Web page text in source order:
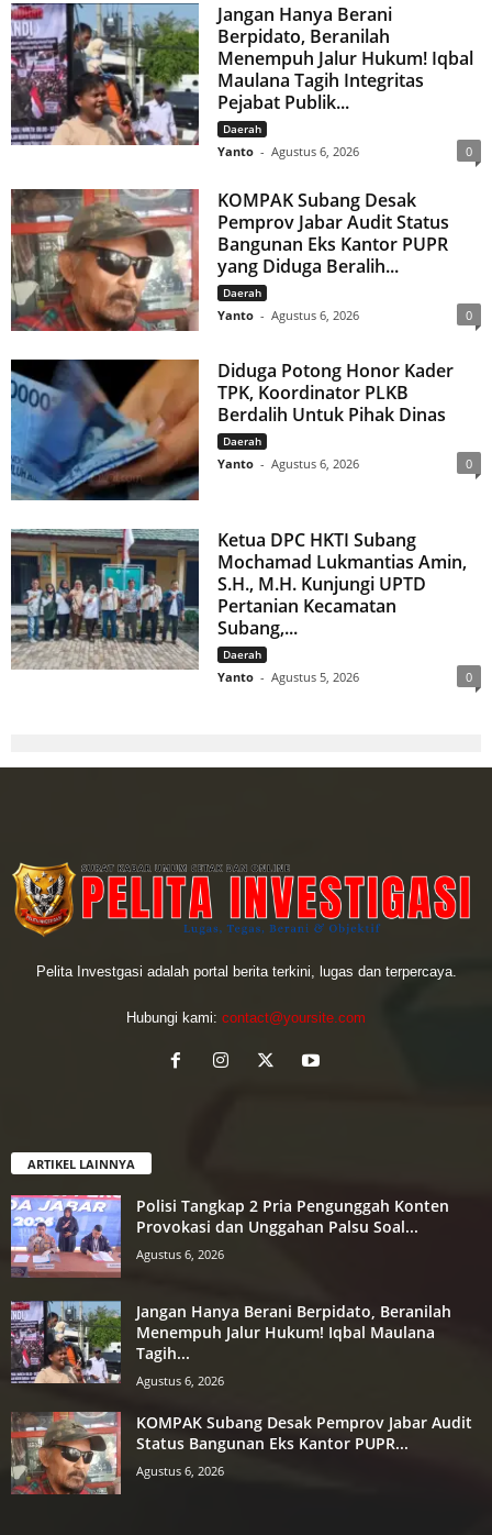
Jangan Hanya Berani
Berpidato, Beranilah
Menempuh Jalur Hukum! Iqbal
Maulana Tagih Integritas
Pejabat Publik...
Daerah
Yanto - Agustus 6, 2026 0
KOMPAK Subang Desak
Pemprov Jabar Audit Status
Bangunan Eks Kantor PUPR
yang Diduga Beralih...
Daerah
Yanto - Agustus 6, 2026 0
Diduga Potong Honor Kader
TPK, Koordinator PLKB
Berdalih Untuk Pihak Dinas
Daerah
Yanto - Agustus 6, 2026 0
Ketua DPC HKTI Subang
Mochamad Lukmantias Amin,
S.H., M.H. Kunjungi UPTD
Pertanian Kecamatan
Subang,...
Daerah
Yanto - Agustus 5, 2026 0
Pelita Investgasi adalah portal berita terkini, lugas dan terpercaya.
Hubungi kami: contact@yoursite.com
ARTIKEL LAINNYA
Polisi Tangkap 2 Pria Pengunggah Konten
Provokasi dan Unggahan Palsu Soal...
Agustus 6, 2026
Jangan Hanya Berani Berpidato, Beranilah
Menempuh Jalur Hukum! Iqbal Maulana
Tagih...
Agustus 6, 2026
KOMPAK Subang Desak Pemprov Jabar Audit
Status Bangunan Eks Kantor PUPR...
Agustus 6, 2026